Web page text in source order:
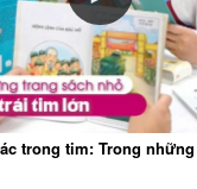
trong tim: Trong